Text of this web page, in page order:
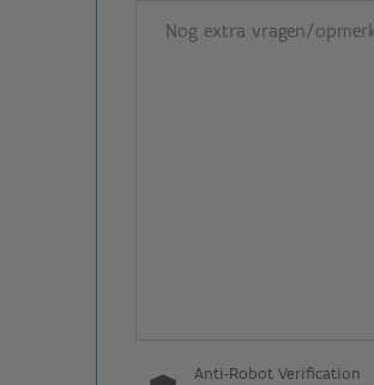
Anti-Robot Verification